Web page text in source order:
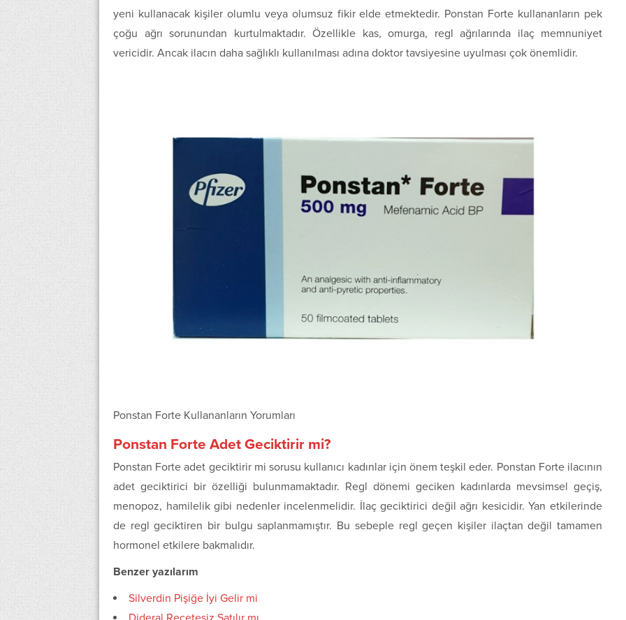
yeni kullanacak kişiler olumlu veya olumsuz fikir elde etmektedir. Ponstan Forte kullananların pek
çoğu ağrı sorunundan kurtulmaktadır. Özellikle kas, omurga, regl ağrılarında ilaç memnuniyet
vericidir. Ancak ilacın daha sağlıklı kullanılması adına doktor tavsiyesine uyulması çok önemlidir.
Ponstan Forte Kullananların Yorumları
Ponstan Forte Adet Geciktirir mi?
Ponstan Forte adet geciktirir mi sorusu kullanıcı kadınlar için önem teşkil eder. Ponstan Forte ilacının
adet geciktirici bir özelliği bulunmamaktadır. Regl dönemi geciken kadınlarda mevsimsel geçiş,
menopoz, hamilelik gibi nedenler incelenmelidir. İlaç geciktirici değil ağrı kesicidir. Yan etkilerinde
de regl geciktiren bir bulgu saplanmamıştır. Bu sebeple regl geçen kişiler ilaçtan değil tamamen
hormonel etkilere bakmalıdır.
Benzer yazılarım
Silverdin Pişiğe İyi Gelir mi